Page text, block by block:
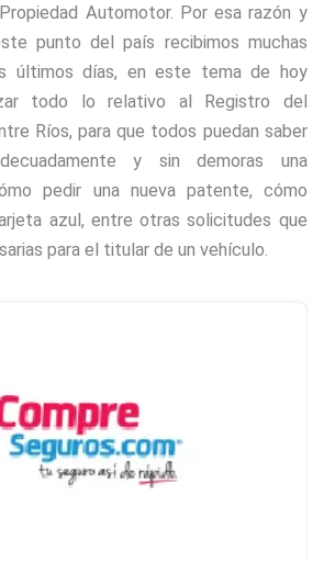
Automotor. Por esa razón y
punto del país recibimos muchas
últimos días, en este tema de hoy
todo lo relativo al Registro del
Ríos, para que todos puedan saber
y sin demoras una
pedir una nueva patente, cómo
azul, entre otras solicitudes que
para el titular de un vehículo.